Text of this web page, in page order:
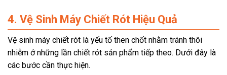
4. Vệ Sinh Máy Chiết Rót Hiệu Quả
Vệ sinh máy chiết rót là yếu tố then chốt nhằm tránh thôi
nhiễm ở những lần chiết rót sản phẩm tiếp theo. Dưới đây là
các bước cần thực hiện.